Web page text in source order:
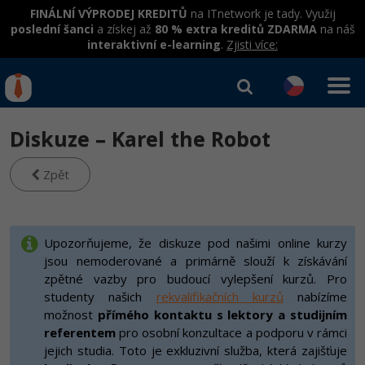
FINÁLNÍ VÝPRODEJ KREDITŮ na ITnetwork je tady. Využij
poslední šanci a získej až 80 % extra kreditů ZDARMAna náš
interaktivní e-learning. Zjisti více:
Rekvalifikace a kurzy
hrazené úřadem práce
Umělá inteligence v praxi
Datová analýza v praxi
Školení
Základy programování
Objektové programování - OOP
Umělá inteligence
Školení dle technologií
C# .NET
Java
IT e-learning
Kurzy IT profesí
Programátor WWW aplikací
Senior programátor
Front-end developer
Jak začít?
Java -80%
C#.NET -80%
Kurzy e-commerce
Testování softwaru
Datová analýza
Kurzy designu
HTML/CSS -80%
Příběhy absolventů
Kariéra
Pro firmy
Přihlásit se| Registrovat
Diskuze – Karel the Robot
Zpět
Upozorňujeme, že diskuze pod našimi online kurzy
jsou nemoderované a primárně slouží k získávání
zpětné vazby pro budoucí vylepšení kurzů. Pro
studenty našich rekvalifikačních kurzů nabízíme
možnost přímého kontaktu s lektory a studijním
referentem pro osobní konzultace a podporu v rámci
jejich studia. Toto je exkluzivní služba, která zajišťuje